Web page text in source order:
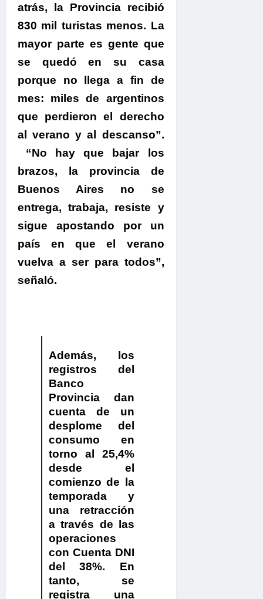
atrás, la Provincia recibió
830 mil turistas menos. La
mayor parte es gente que
se quedó en su casa
porque no llega a fin de
mes: miles de argentinos
que perdieron el derecho
al verano y al descanso”.
“No hay que bajar los
brazos, la provincia de
Buenos Aires no se
entrega, trabaja, resiste y
sigue apostando por un
país en que el verano
vuelva a ser para todos”,
señaló.
Además, los
registros del
Banco
Provincia dan
cuenta de un
desplome del
consumo en
torno al 25,4%
desde el
comienzo de la
temporada y
una retracción
a través de las
operaciones
con Cuenta DNI
del 38%. En
tanto, se
registra una